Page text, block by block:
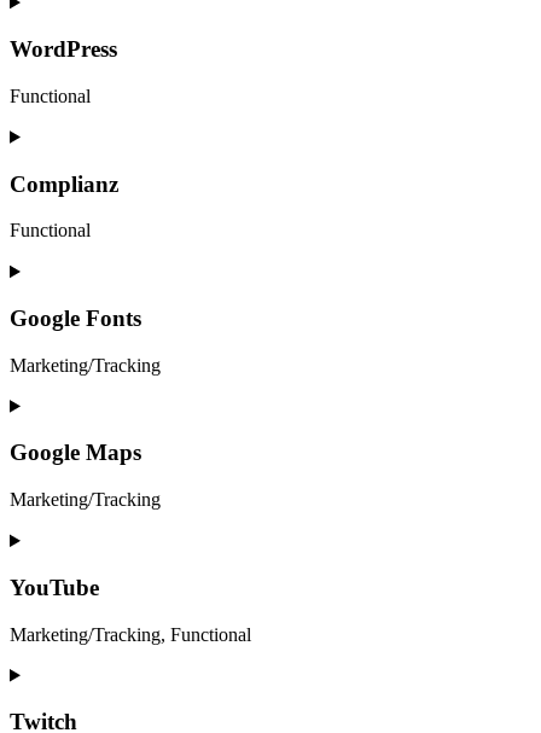
service
WordPress
Functional
Consent
service
wordpress
Complianz
Functional
Consent
service
complianz
Google Fonts
Marketing/Tracking
Consent
service
google-
fonts
Google Maps
Marketing/Tracking
Consent
service
maps
YouTube
Marketing/Tracking, Functional
Consent
service
Twitch